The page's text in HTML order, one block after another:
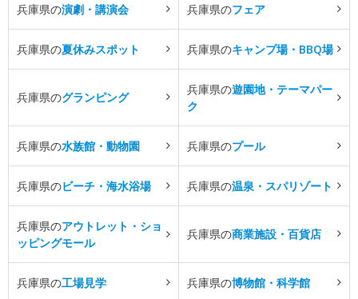
兵庫県の演劇・講演会 兵庫県のフェア
兵庫県の夏休みスポット 兵庫県のキャンプ場・BBQ場
兵庫県のグランピング
兵庫県の遊園地・テーマパー
ク
兵庫県の水族館・動物園 兵庫県のプール
兵庫県のビーチ・海水浴場 兵庫県の温泉・スパリゾート
兵庫県のアウトレット・ショ
ッピングモール
兵庫県の商業施設・百貨店
兵庫県の工場見学 兵庫県の博物館・科学館